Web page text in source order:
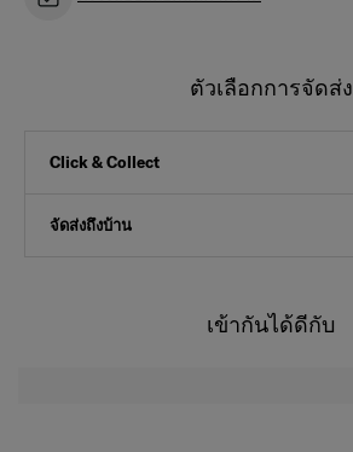
ตัวเลือกการจัดส่ง
Click & Collect
จัดส่งถึงบ้าน
เข้ากันได้ดีกับ